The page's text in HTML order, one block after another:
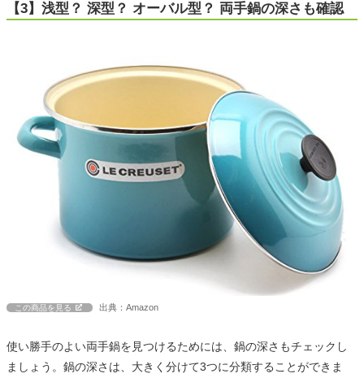
【3】浅型？ 深型？ オーバル型？ 両手鍋の深さも確認
この商品を見る 出典：Amazon
使い勝手のよい両手鍋を見つけるためには、鍋の深さもチェックし
ましょう。鍋の深さは、大きく分けて3つに分類することができま